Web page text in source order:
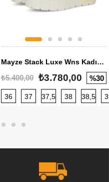
40 40,5 41 42 42,5
Mayze Stack Luxe Wns Kadın Sneaker
₺5.400,00 ₺3.780,00 %30
36 37 37,5 38 38,5